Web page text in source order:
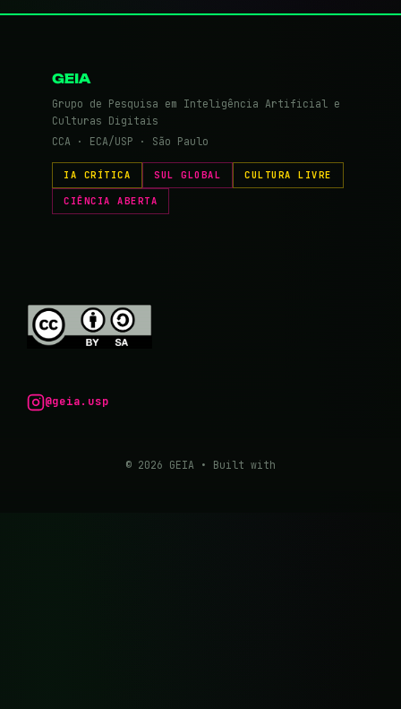
GEIA
Grupo de Pesquisa em Inteligência Artificial e
Culturas Digitais
CCA · ECA/USP · São Paulo
IA CRÍTICA SUL GLOBAL CULTURA LIVRE
CIÊNCIA ABERTA
@geia.usp
© 2026 GEIA • Built with